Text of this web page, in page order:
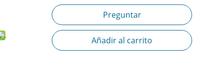
Preguntar
Añadir al carrito